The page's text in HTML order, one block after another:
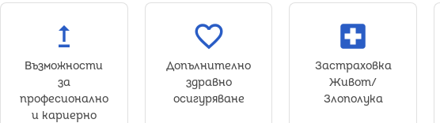
upgrade
Възможности
за
професионално
и кариерно
favorite_border
Допълнително
здравно
осигуряване
local_hospital
Застраховка
Живот/
Злополука